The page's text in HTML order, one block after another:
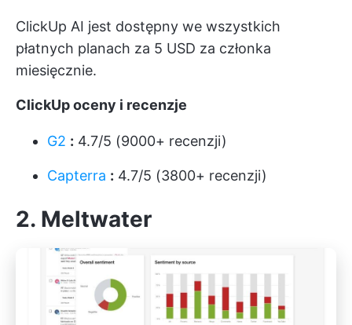
ClickUp AI jest dostępny we wszystkich
płatnych planach za 5 USD za członka
miesięcznie.
ClickUp oceny i recenzje
G2 : 4.7/5 (9000+ recenzji)
Capterra : 4.7/5 (3800+ recenzji)
2. Meltwater